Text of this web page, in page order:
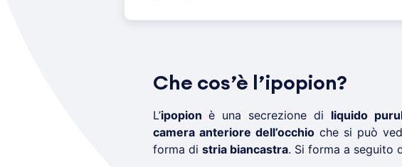
Che cos’è l’ipopion?
L’ipopion è una secrezione di liquido
camera anteriore dell’occhioche si può
forma di stria biancastra. Si forma a seguito